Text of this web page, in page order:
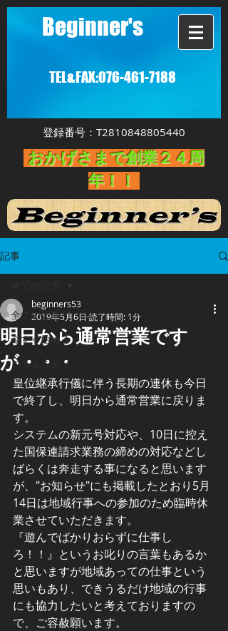
Beginner's
TEL&FAX:076-461-7188
登録番号：T2810848805440
おかげさまで創業２４周
年！！
記事
全ての記事
今すぐ始める
コミュニティ
明日から通常営業です
が・・・
beginners53
2019年5月6日 読了時間: 1分
皇位継承行儀に伴う長期の連休も今日
で終了し、明日から通常営業に戻りま
す。
システムの新元号対応や、10日に控え
た国保連請求業務の締めの対応などし
ばらくは奔走する事になると思います
が、"お知らせ"にも掲載したとおり5月
14日は地域行事への参加のため臨時休
業させていただきます。
『遊んでばかりおらずに仕事し
ろ！！』というお叱りの言葉もあるか
と思いますが地域あっての仕事という
思いもあり、できうるだけ地域の行事
にも協力したいと考えておりますの
で、ご容赦願います。